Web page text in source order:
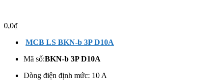
0,0₫
MCB LS BKN-b 3P D10A
Mã số:BKN-b 3P D10A
Dòng điện định mức: 10 A